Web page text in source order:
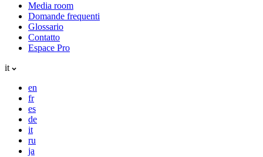
Media room
Domande frequenti
Glossario
Contatto
Espace Pro
it
en
fr
es
de
it
ru
ja